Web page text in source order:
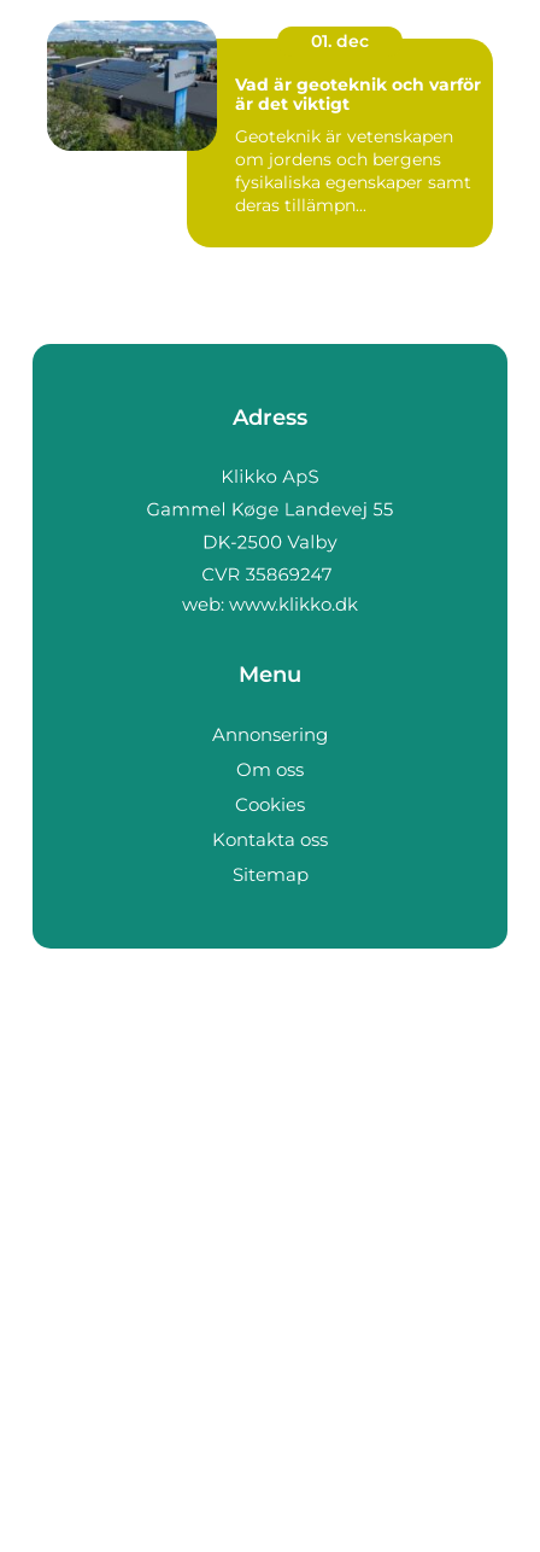
01. dec
Vad är geoteknik och varför
är det viktigt
Geoteknik är vetenskapen
om jordens och bergens
fysikaliska egenskaper samt
deras tillämpn...
Adress
web: www.klikko.dk
Menu
Annonsering
Om oss
Cookies
Kontakta oss
Sitemap